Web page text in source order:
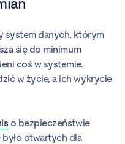
system danych, którym
się do minimum
coś w systemie.
w życie, a ich wykrycie
o bezpieczeństwie
otwartych dla